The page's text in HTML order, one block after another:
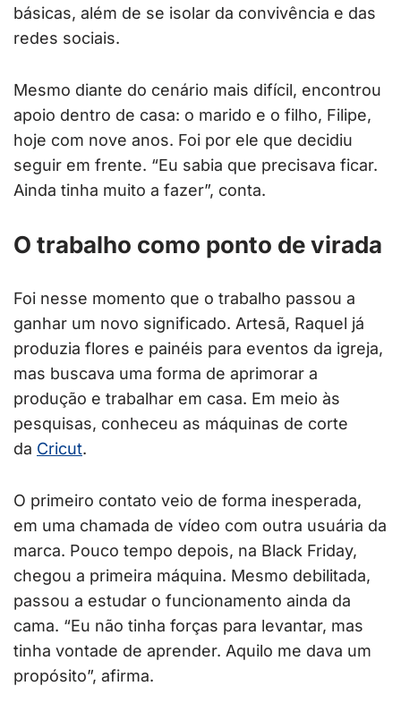
básicas, além de se isolar da convivência e das
redes sociais.
Mesmo diante do cenário mais difícil, encontrou
apoio dentro de casa: o marido e o filho, Filipe,
hoje com nove anos. Foi por ele que decidiu
seguir em frente. “Eu sabia que precisava ficar.
Ainda tinha muito a fazer”, conta.
O trabalho como ponto de virada
Foi nesse momento que o trabalho passou a
ganhar um novo significado. Artesã, Raquel já
produzia flores e painéis para eventos da igreja,
mas buscava uma forma de aprimorar a
produção e trabalhar em casa. Em meio às
pesquisas, conheceu as máquinas de corte
da Cricut.
O primeiro contato veio de forma inesperada,
em uma chamada de vídeo com outra usuária da
marca. Pouco tempo depois, na Black Friday,
chegou a primeira máquina. Mesmo debilitada,
passou a estudar o funcionamento ainda da
cama. “Eu não tinha forças para levantar, mas
tinha vontade de aprender. Aquilo me dava um
propósito”, afirma.